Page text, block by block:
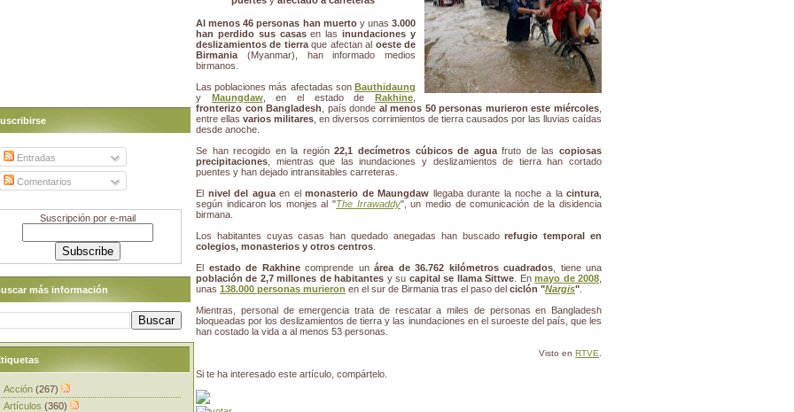
Al menos 46 personas han muertoy unas 3.000
han perdido sus casasen lasinundaciones y
deslizamientos de tierraque afectan al oeste de
Birmania (Myanmar), han informado medios
birmanos.
Las poblaciones más afectadas son Bauthidaung
y
Maungdaw, en el estado de Rakhine
fronterizo con Bangladesh , país donde al menos 50 personas murieron este miércoles
entre ellas varios militares , en diversos corrimientos de tierra causados por las lluvias caídas
desde anoche.
Se han recogido en la región22,1 decímetros cúbicos de aguafruto de lascopiosas
precipitaciones , mientras que las inundaciones y deslizamientos de tierra han cortado
puentes y han dejado intransitables carreteras.
El nivel del aguaen elmonasterio de Maungdaw llegaba durante la noche a lacintura
según indicaron los monjes al "The Irrawaddy", un medio de comunicación de la disidencia
birmana.
Los habitantes cuyas casas han quedado anegadas han buscadorefugio temporal en
colegios, monasterios y otros centros
El estado de Rakhinecomprende un área de 36.762 kilómetros cuadrados , tiene una
población de 2,7 millones de habitantes y su capital se llama Sittwe . Enmayo de 2008
unas 138.000 personas murieron en el sur de Birmania tras el paso del ciclón "Nargis"
Mientras, personal de emergencia trata de rescatar a miles de personas en Bangladesh
bloqueadas por los deslizamientos de tierra y las inundaciones en el suroeste del país, que les
han costado la vida a al menos 53 personas.
Visto en RTVE.
Si te ha interesado este artículo, compártelo.
Entradas
Comentarios
Suscripción por e-mail
más información
Acción (267)
Artículos (360)